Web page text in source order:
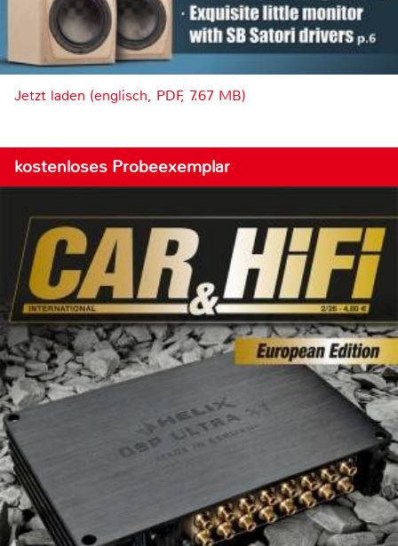
Jetzt laden (englisch, PDF, 7.67 MB)
kostenloses Probeexemplar